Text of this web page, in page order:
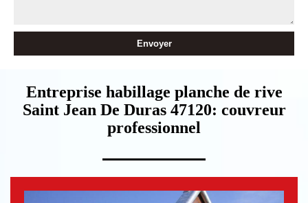
Entreprise habillage planche de rive
Saint Jean De Duras 47120: couvreur
professionnel